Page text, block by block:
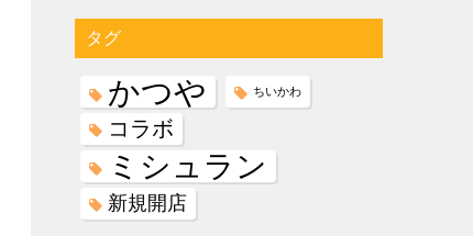
タグ
かつや ちいかわ
コラボ
ミシュラン
新規開店